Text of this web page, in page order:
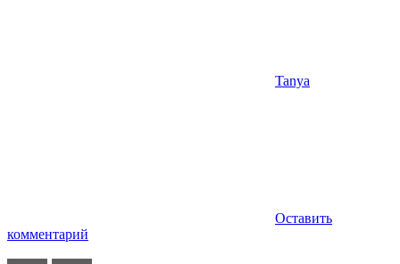
Tanya
Оставить
комментарий